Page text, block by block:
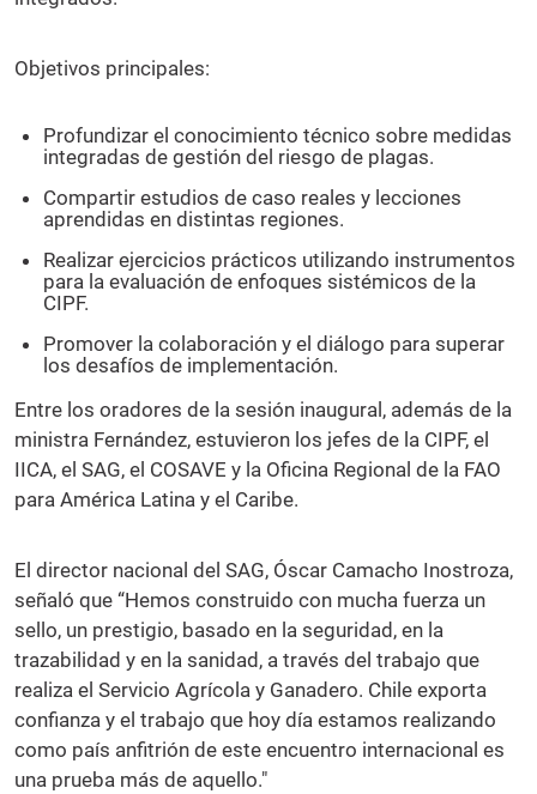
Objetivos principales:
Profundizar el conocimiento técnico sobre medidas
integradas de gestión del riesgo de plagas.
Compartir estudios de caso reales y lecciones
aprendidas en distintas regiones.
Realizar ejercicios prácticos utilizando instrumentos
para la evaluación de enfoques sistémicos de la
CIPF.
Promover la colaboración y el diálogo para superar
los desafíos de implementación.
Entre los oradores de la sesión inaugural, además de la
ministra Fernández, estuvieron los jefes de la CIPF, el
IICA, el SAG, el COSAVE y la Oficina Regional de la FAO
para América Latina y el Caribe.
El director nacional del SAG, Óscar Camacho Inostroza,
señaló que “Hemos construido con mucha fuerza un
sello, un prestigio, basado en la seguridad, en la
trazabilidad y en la sanidad, a través del trabajo que
realiza el Servicio Agrícola y Ganadero. Chile exporta
confianza y el trabajo que hoy día estamos realizando
como país anfitrión de este encuentro internacional es
una prueba más de aquello."